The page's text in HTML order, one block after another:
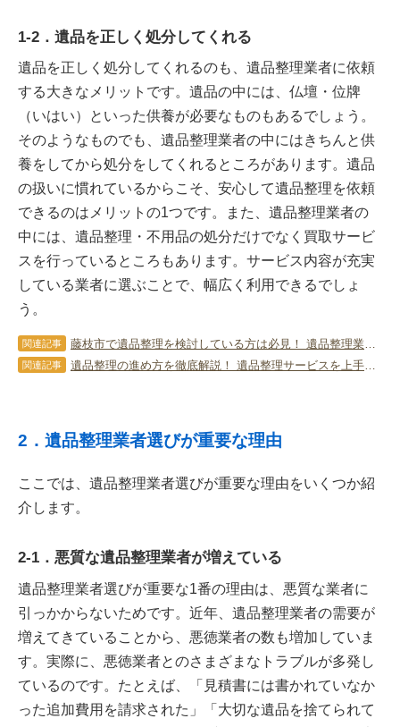
1-2．遺品を正しく処分してくれる
遺品を正しく処分してくれるのも、遺品整理業者に依頼
する大きなメリットです。遺品の中には、仏壇・位牌
（いはい）といった供養が必要なものもあるでしょう。
そのようなものでも、遺品整理業者の中にはきちんと供
養をしてから処分をしてくれるところがあります。遺品
の扱いに慣れているからこそ、安心して遺品整理を依頼
できるのはメリットの1つです。また、遺品整理業者の
中には、遺品整理・不用品の処分だけでなく買取サービ
スを行っているところもあります。サービス内容が充実
している業者に選ぶことで、幅広く利用できるでしょ
う。
関連記事 藤枝市で遺品整理を検討している方は必見！ 遺品整理業者の選び方と注意点
関連記事 遺品整理の進め方を徹底解説！ 遺品整理サービスを上手に利用する方法も
2．遺品整理業者選びが重要な理由
ここでは、遺品整理業者選びが重要な理由をいくつか紹
介します。
2-1．悪質な遺品整理業者が増えている
遺品整理業者選びが重要な1番の理由は、悪質な業者に
引っかからないためです。近年、遺品整理業者の需要が
増えてきていることから、悪徳業者の数も増加していま
す。実際に、悪徳業者とのさまざまなトラブルが多発し
ているのです。たとえば、「見積書には書かれていなか
った追加費用を請求された」「大切な遺品を捨てられて